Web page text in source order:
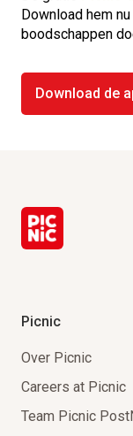
Download hem
boodschappen
Download de
Picnic
Over Picnic
Careers at Picnic
Team Picnic